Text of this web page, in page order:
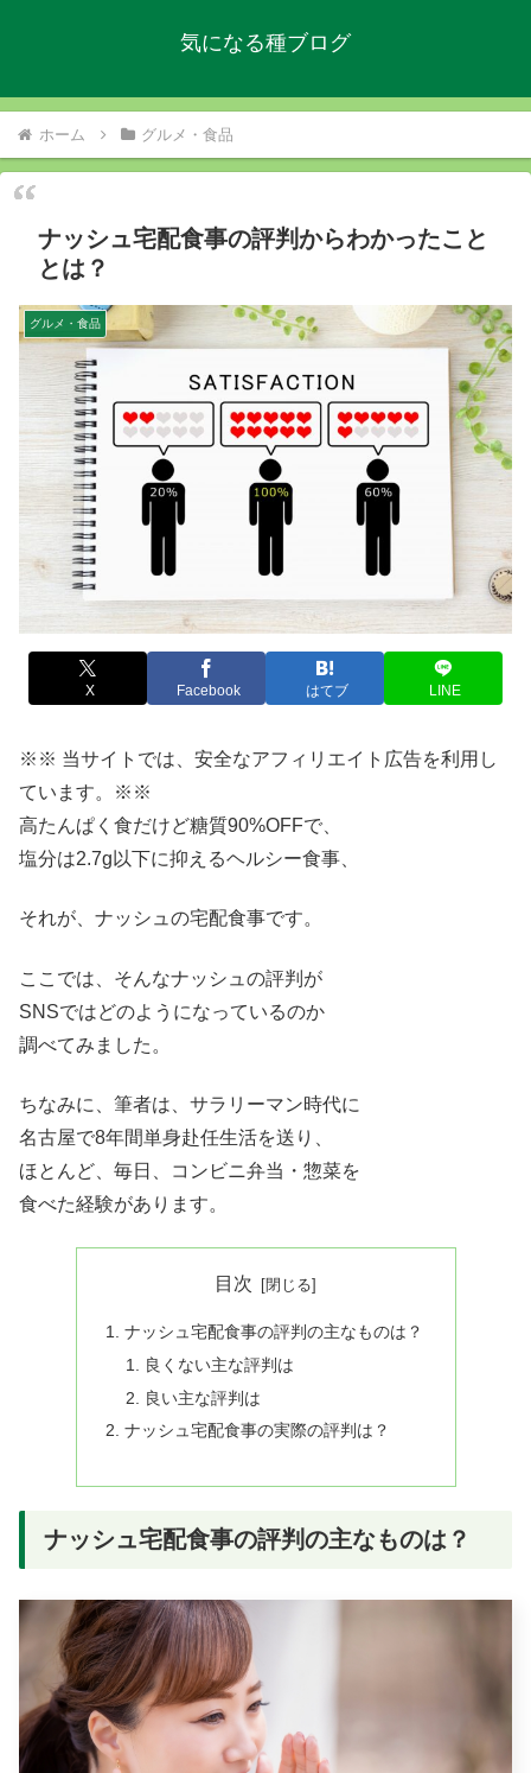
気になる種ブログ
ホーム グルメ・食品
ナッシュ宅配食事の評判からわかったこと
とは？
グルメ・食品
X Facebook はてブ LINE
※※ 当サイトでは、安全なアフィリエイト広告を利用し
ています。※※
高たんぱく食だけど糖質90%OFFで、
塩分は2.7g以下に抑えるヘルシー食事、
それが、ナッシュの宅配食事です。
ここでは、そんなナッシュの評判が
SNSではどのようになっているのか
調べてみました。
ちなみに、筆者は、サラリーマン時代に
名古屋で8年間単身赴任生活を送り、
ほとんど、毎日、コンビニ弁当・惣菜を
食べた経験があります。
目次
ナッシュ宅配食事の評判の主なものは？
良くない主な評判は
良い主な評判は
ナッシュ宅配食事の実際の評判は？
ナッシュ宅配食事の評判の主なものは？